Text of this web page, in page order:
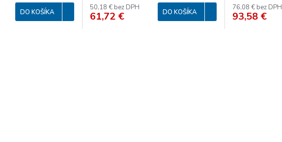
DO KOŠÍKA
50,18 € bez DPH
61,72 € DO KOŠÍKA
76,08 € bez DPH
93,58 €